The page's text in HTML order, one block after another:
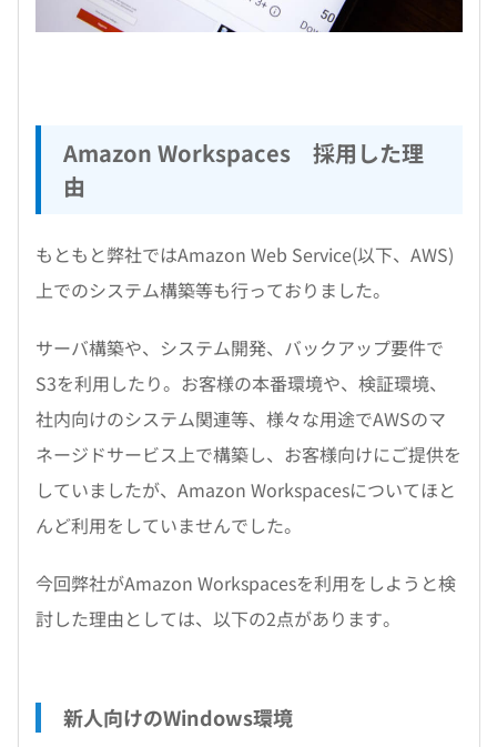
Amazon Workspaces 採用した理
由
もともと弊社ではAmazon Web Service(以下、AWS)
上でのシステム構築等も行っておりました。
サーバ構築や、システム開発、バックアップ要件で
S3を利用したり。お客様の本番環境や、検証環境、
社内向けのシステム関連等、様々な用途でAWSのマ
ネージドサービス上で構築し、お客様向けにご提供を
していましたが、Amazon Workspacesについてほと
んど利用をしていませんでした。
今回弊社がAmazon Workspacesを利用をしようと検
討した理由としては、以下の2点があります。
新人向けのWindows環境